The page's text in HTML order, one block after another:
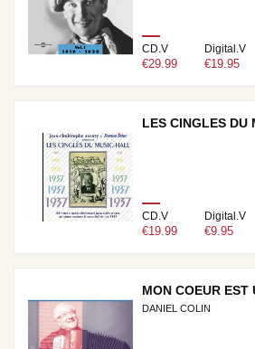
CD.V
€29.99
Digital.V
€19.95
LES CINGLES DU
CD.V
€19.99
Digital.V
€9.95
MON COEUR EST
DANIEL COLIN